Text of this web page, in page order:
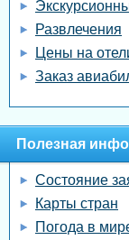
Развлечения
Цены на
Заказ
Полезная
Состояние
Карты стран
Погода в